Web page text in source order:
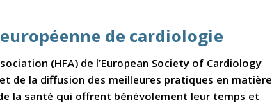
de cardiologie
(HFA) de l’European Society of Cardiology
de la diffusion des meilleures pratiques en matière
la santé qui offrent bénévolement leur temps et